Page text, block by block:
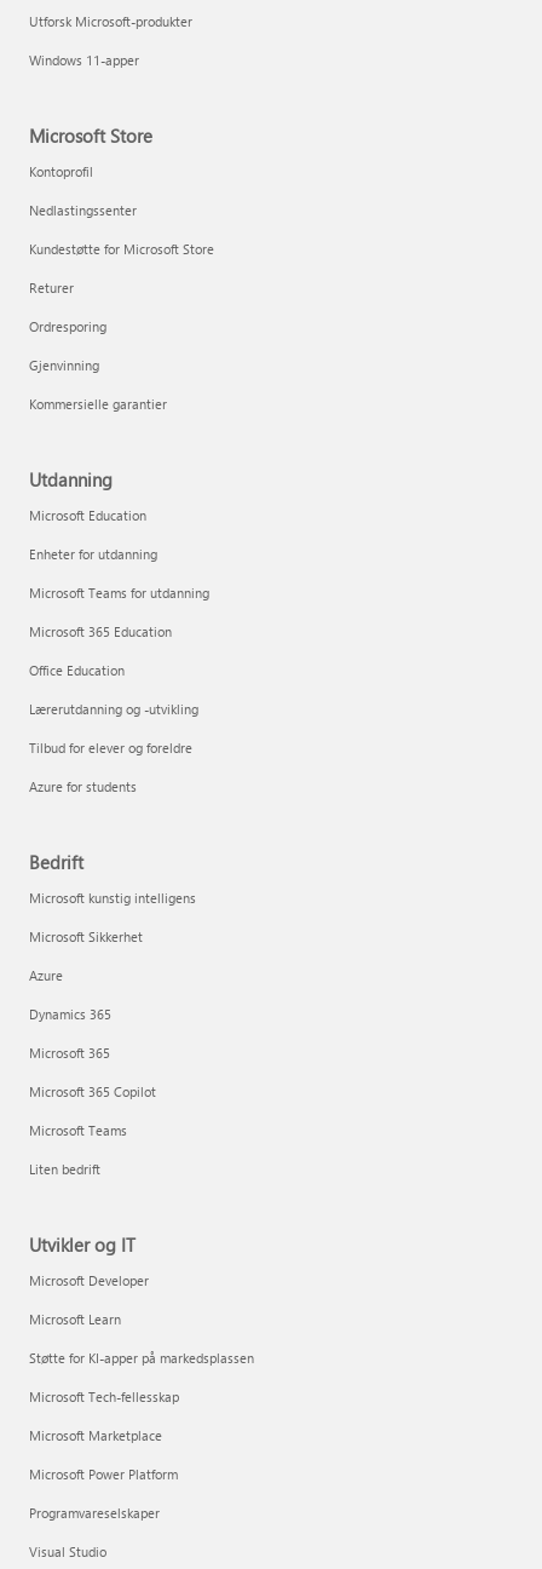
Utforsk Microsoft-produkter
Windows 11-apper
Microsoft Store
Kontoprofil
Nedlastingssenter
Kundestøtte for Microsoft Store
Returer
Ordresporing
Gjenvinning
Kommersielle garantier
Utdanning
Microsoft Education
Enheter for utdanning
Microsoft Teams for utdanning
Microsoft 365 Education
Office Education
Lærerutdanning og -utvikling
Tilbud for elever og foreldre
Azure for students
Bedrift
Microsoft kunstig intelligens
Microsoft Sikkerhet
Azure
Dynamics 365
Microsoft 365
Microsoft 365 Copilot
Microsoft Teams
Liten bedrift
Utvikler og IT
Microsoft Developer
Microsoft Learn
Støtte for KI-apper på markedsplassen
Microsoft Tech-fellesskap
Microsoft Marketplace
Microsoft Power Platform
Programvareselskaper
Visual Studio